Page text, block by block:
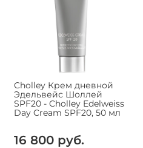
Cholley Крем дневной
Эдельвейс Шоллей
SPF20 - Cholley Edelweiss
Day Cream SPF20, 50 мл
16 800 руб.